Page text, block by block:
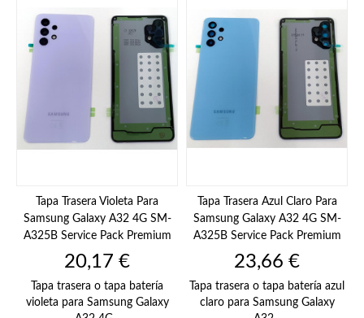
Tapa Trasera Violeta Para
Samsung Galaxy A32 4G SM-
A325B Service Pack Premium
Precio
20,17 €
Tapa trasera o tapa batería
violeta para Samsung Galaxy
Tapa Trasera Azul Claro Para
Samsung Galaxy A32 4G SM-
A325B Service Pack Premium
Precio
23,66 €
Tapa trasera o tapa batería azul
claro para Samsung Galaxy